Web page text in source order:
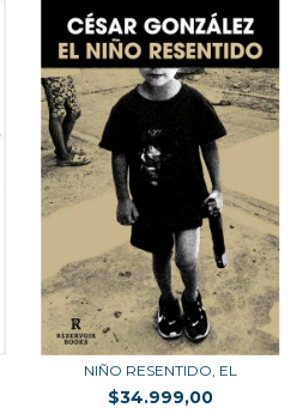
NIÑO RESENTIDO, EL
$34.999,00